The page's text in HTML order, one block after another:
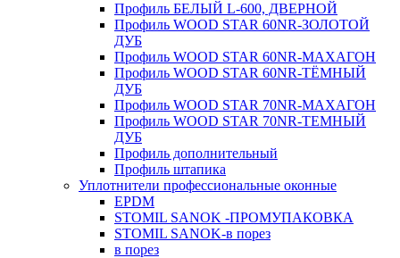
Профиль БЕЛЫЙ L-600, ДВЕРНОЙ
Профиль WOOD STAR 60NR-ЗОЛОТОЙ
ДУБ
Профиль WOOD STAR 60NR-МАХАГОН
Профиль WOOD STAR 60NR-ТЁМНЫЙ
ДУБ
Профиль WOOD STAR 70NR-МАХАГОН
Профиль WOOD STAR 70NR-ТЕМНЫЙ
ДУБ
Профиль дополнительный
Профиль штапика
Уплотнители профессиональные оконные
EPDM
STOMIL SANOK -ПРОМУПАКОВКА
STOMIL SANOK-в порез
в порез